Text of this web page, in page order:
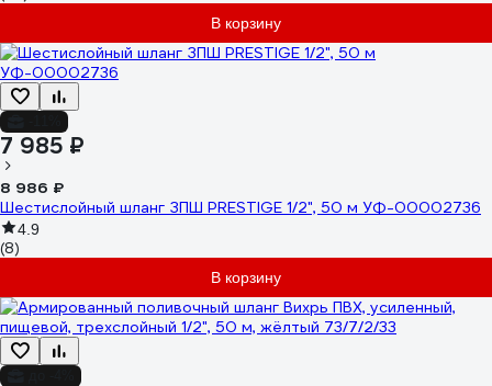
В корзину
7 985 ₽
8 986 ₽
Шестислойный шланг ЗПШ PRESTIGE 1/2", 50 м УФ-00002736
4.9
(8)
В корзину